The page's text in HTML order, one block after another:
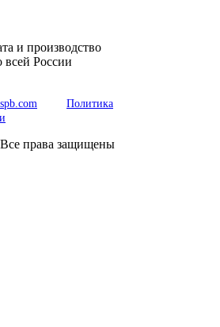
и производство
всей России
Политика
права защищены